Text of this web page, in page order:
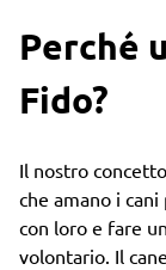
Perché
Fido?
Il nostro
che amano i
con loro e fare
volontario. Il